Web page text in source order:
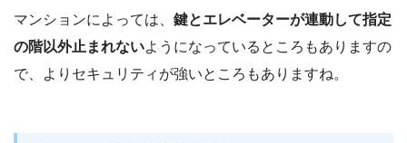
マンションによっては、 鍵とエレベーターが連動して指定
の階以外止まれないようになっているところもありますの
で、よりセキュリティが強いところもありますね。